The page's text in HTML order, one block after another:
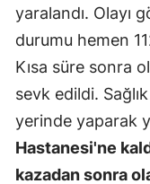
yaralandı. Olayı
durumu hemen
Kısa süre sonra
sevk edildi.
yerinde yaparak
Hastanesi'ne
kazadan sonra